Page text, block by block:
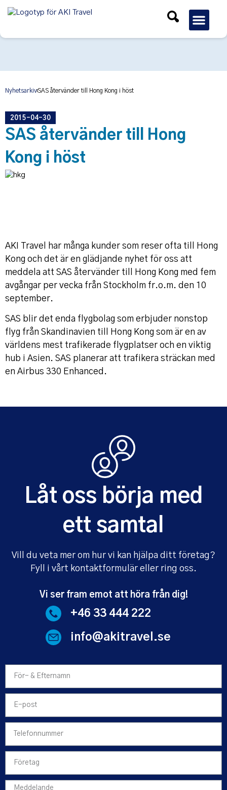
NyhetsarkivSAS återvänder till Hong Kong i höst
2015-04-30
SAS återvänder till Hong
Kong i höst
AKI Travel har många kunder som reser ofta till Hong
Kong och det är en glädjande nyhet för oss att
meddela att SAS återvänder till Hong Kong med fem
avgångar per vecka från Stockholm fr.o.m. den 10
september.
SAS blir det enda flygbolag som erbjuder nonstop
flyg från Skandinavien till Hong Kong som är en av
världens mest trafikerade flygplatser och en viktig
hub i Asien. SAS planerar att trafikera sträckan med
en Airbus 330 Enhanced.
Låt oss börja med
ett samtal
Vill du veta mer om hur vi kan hjälpa ditt företag?
Fyll i vårt kontaktformulär eller ring oss.
Vi ser fram emot att höra från dig!
+46 33 444 222
info@akitravel.se